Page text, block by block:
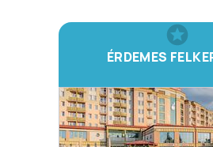
ÉRDEMES